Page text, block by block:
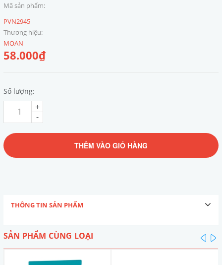
Mã sản phẩm:
PVN2945
Thương hiệu:
MOAN
58.000₫
Số lượng:
-
+
THÊM VÀO GIỎ HÀNG
THÔNG TIN SẢN PHẨM
SẢN PHẨM CÙNG LOẠI